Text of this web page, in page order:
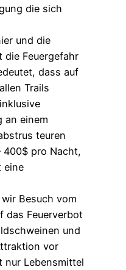
die sich
und die
die Feuergefahr
dass auf
Trails
an einem
teuren
400$ pro Nacht,
eine
Besuch vom
das Feuerverbot
und
vor
nur Lebensmittel